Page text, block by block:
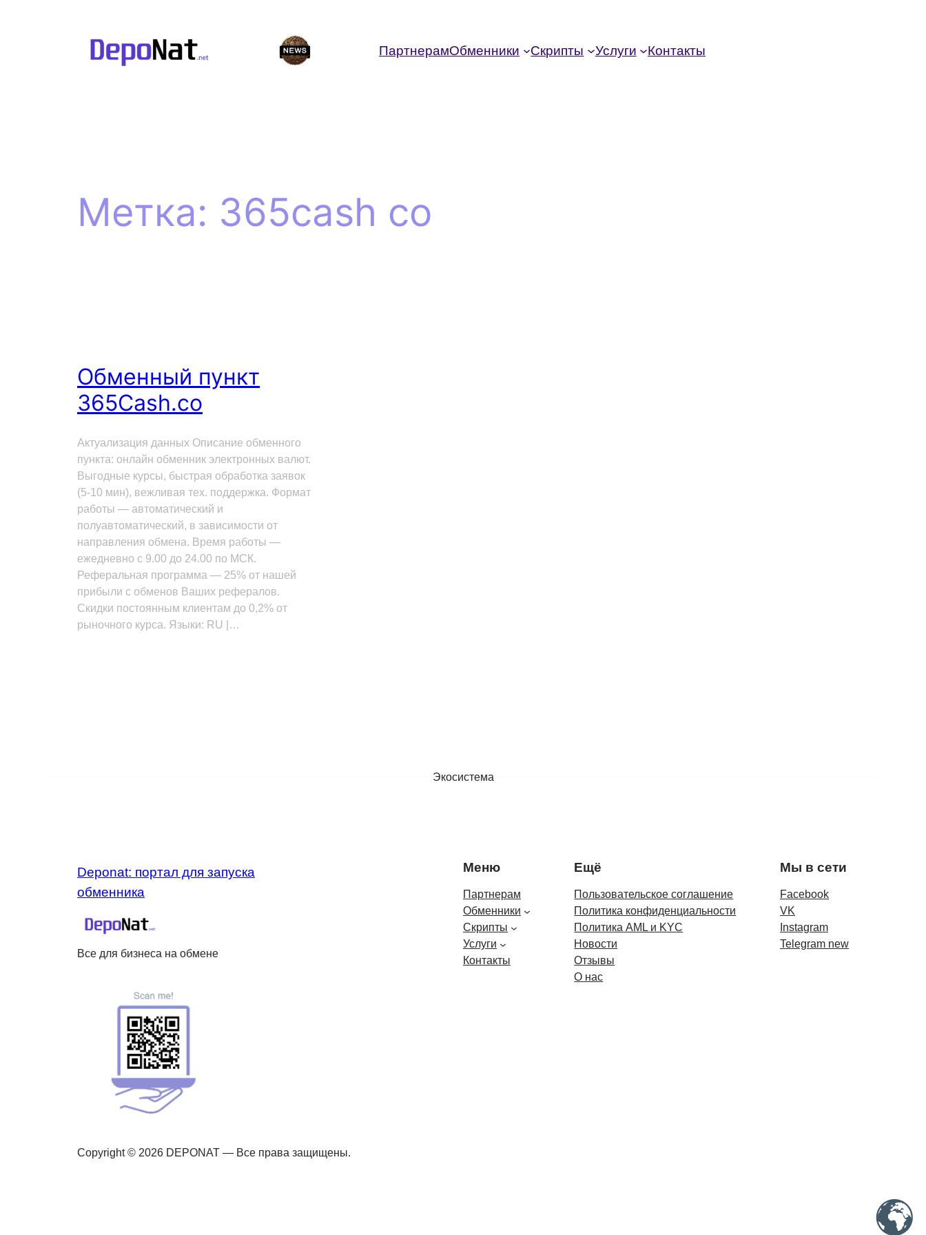
ПартнерамОбменники Скрипты Услуги Контакты
Метка: 365cash co
Обменный пункт
365Cash.co
Актуализация данных Описание обменного
пункта: онлайн обменник электронных валют.
Выгодные курсы, быстрая обработка заявок
(5-10 мин), вежливая тех. поддержка. Формат
работы — автоматический и
полуавтоматический, в зависимости от
направления обмена. Время работы —
ежедневно с 9.00 до 24.00 по МСК.
Реферальная программа — 25% от нашей
прибыли с обменов Ваших рефералов.
Скидки постоянным клиентам до 0,2% от
рыночного курса. Языки: RU |…
Экосистема
Deponat: портал для запуска
обменника
Все для бизнеса на обмене
Меню
Партнерам
Обменники
Скрипты
Услуги
Контакты
Ещё
Пользовательское соглашение
Политика конфиденциальности
Политика AML и KYC
Новости
Отзывы
О нас
Мы в сети
Facebook
VK
Instagram
Telegram new
Copyright © 2026 DEPONAT — Все права защищены.